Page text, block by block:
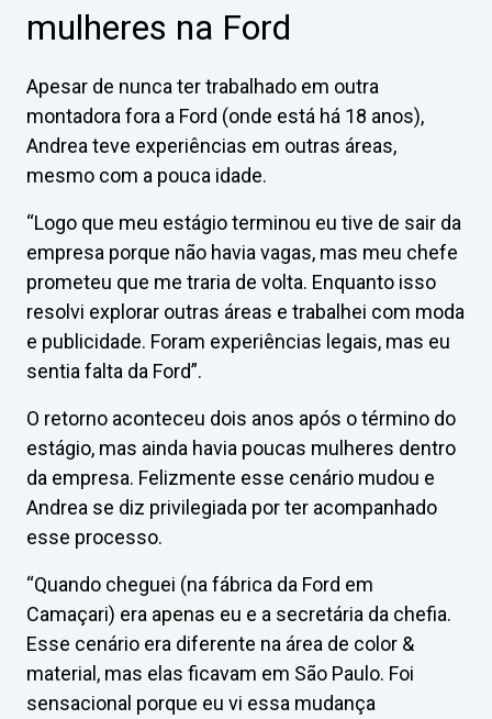
mulheres na Ford
Apesar de nunca ter trabalhado em outra
montadora fora a Ford (onde está há 18 anos),
Andrea teve experiências em outras áreas,
mesmo com a pouca idade.
“Logo que meu estágio terminou eu tive de sair da
empresa porque não havia vagas, mas meu chefe
prometeu que me traria de volta. Enquanto isso
resolvi explorar outras áreas e trabalhei com moda
e publicidade. Foram experiências legais, mas eu
sentia falta da Ford”.
O retorno aconteceu dois anos após o término do
estágio, mas ainda havia poucas mulheres dentro
da empresa. Felizmente esse cenário mudou e
Andrea se diz privilegiada por ter acompanhado
esse processo.
“Quando cheguei (na fábrica da Ford em
Camaçari) era apenas eu e a secretária da chefia.
Esse cenário era diferente na área de color &
material, mas elas ficavam em São Paulo. Foi
sensacional porque eu vi essa mudança